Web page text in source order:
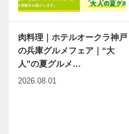
肉料理｜ホテルオークラ神戸
の兵庫グルメフェア｜“大
人”の夏グルメ…
2026.08.01